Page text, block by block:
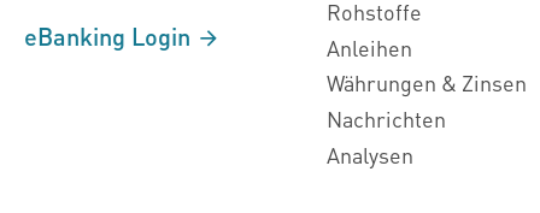
eBanking Login
Rohstoffe
Anleihen
Währungen & Zinsen
Nachrichten
Analysen